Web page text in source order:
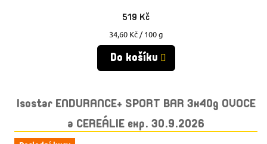
519 Kč
Měrná
cena:
34,60 Kč / 100 g
Do košíku
Isostar ENDURANCE+ SPORT BAR 3x40g OVOCE
a CEREÁLIE exp. 30.9.2026